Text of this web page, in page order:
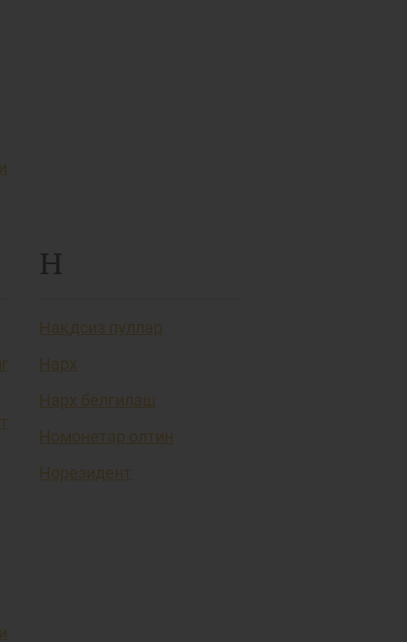
Н
Нақдсиз пуллар
Нарх
Нарх белгилаш
Номонетар олтин
Норезидент